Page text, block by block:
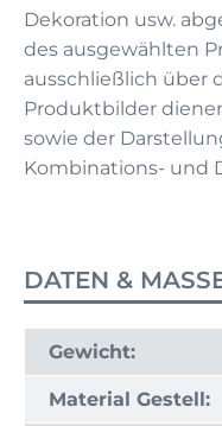
Dekoration usw.
des ausgewählten
ausschließlich über
Produktbilder
sowie der
Kombinations- und
DATEN &
Gewicht:
Material Gestell: